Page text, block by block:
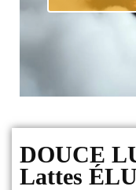
DOUCE
Lattes ÉLU